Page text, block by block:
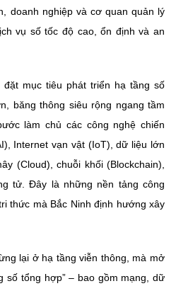
và Công nghệ (MST)
Thị Hải Hằng
- 18 Nguyễn Du, TP. Hà Nội
Học và Công Nghệ
khi phát hành lại thông tin từ
doanh nghiệp và cơ quan quản lý
vụ số tốc độ cao, ổn định và an
mục tiêu phát triển hạ tầng số
băng thông siêu rộng ngang tầm
làm chủ các công nghệ chiến
Internet vạn vật (IoT), dữ liệu lớn
(Cloud), chuỗi khối (Blockchain),
tử . Đây là những nền tảng công
thức mà Bắc Ninh định hướng xây
lại ở hạ tầng viễn thông, mà mở
số tổng hợp”– bao gồm mạng, dữ